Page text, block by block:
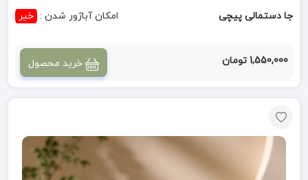
جا دستمالی پیچی امکان آباژور شدن : خیر
1,550,000 تومان خرید محصول